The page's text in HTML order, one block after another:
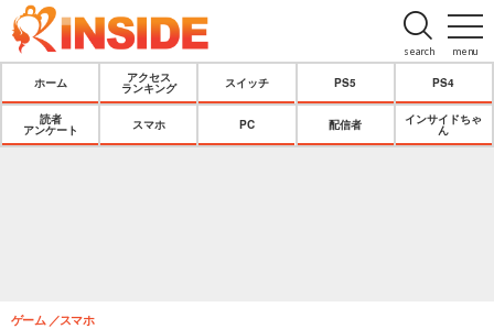
menu
search
ホーム
アクセス
ランキング
スイッチ PS5 PS4
読者
アンケート
スマホ PC 配信者
インサイドちゃ
ん
ゲーム スマホ